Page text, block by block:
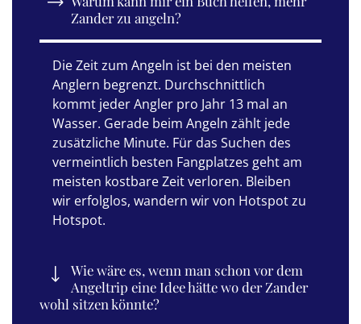
Zander zu angeln?
Die Zeit zum Angeln ist bei den meisten
Anglern begrenzt. Durchschnittlich
kommt jeder Angler pro Jahr 13 mal an
Wasser. Gerade beim Angeln zählt jede
zusätzliche Minute. Für das Suchen des
vermeintlich besten Fangplatzes geht am
meisten kostbare Zeit verloren. Bleiben
wir erfolglos, wandern wir von Hotspot zu
Hotspot.
Wie wäre es, wenn man schon vor dem
Angeltrip eine Idee hätte wo der Zander
wohl sitzen könnte?